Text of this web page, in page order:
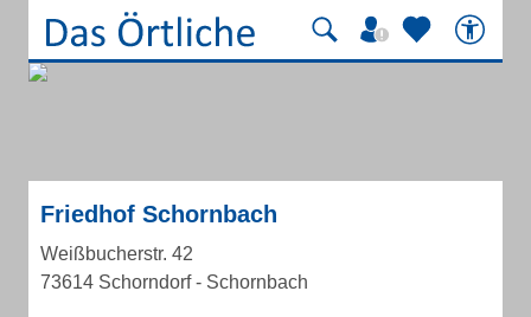
Friedhof Schornbach
Weißbucherstr. 42
73614 Schorndorf - Schornbach